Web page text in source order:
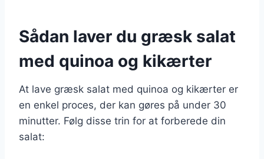
Sådan laver du græsk salat
med quinoa og kikærter
At lave græsk salat med quinoa og kikærter er
en enkel proces, der kan gøres på under 30
minutter. Følg disse trin for at forberede din
salat: